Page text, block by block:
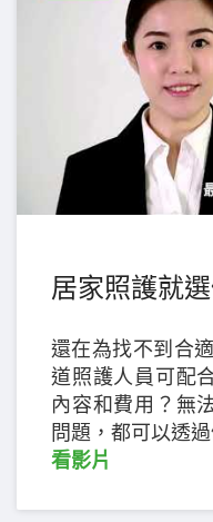
居家照護就
還在為找不到合
道照護人員可配
內容和費用？無
問題，都可以透
看影片